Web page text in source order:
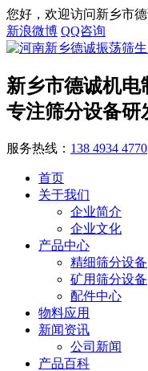
您好，欢迎访问新乡市
新浪微博 QQ咨询
新乡市德诚机电
专注筛分设备研
服务热线： 138 4934 4770
首页
关于我们
企业简介
企业文化
产品中心
精细筛分设备
矿用筛分设备
配件中心
物料应用
新闻资讯
公司新闻
产品百科